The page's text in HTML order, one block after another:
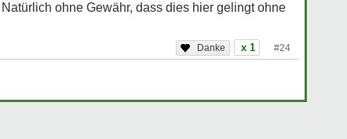
ohne Gewähr, dass dies hier gelingt ohne
x 1 #24